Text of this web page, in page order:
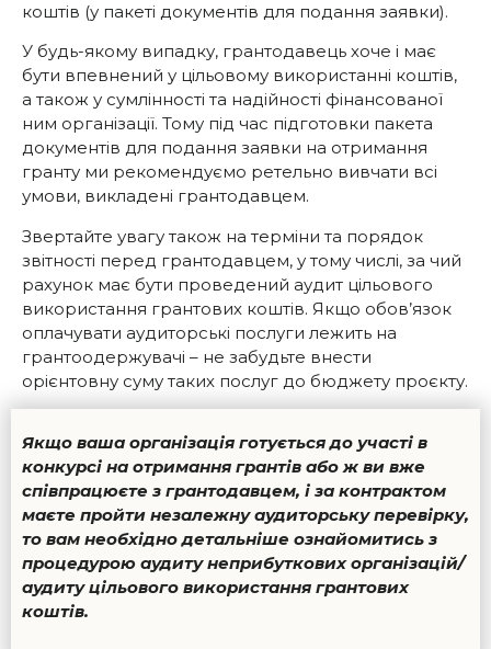
коштів (у пакеті документів для подання заявки).
У будь-якому випадку, грантодавець хоче і має
бути впевнений у цільовому використанні коштів,
а також у сумлінності та надійності фінансованої
ним організації. Тому під час підготовки пакета
документів для подання заявки на отримання
гранту ми рекомендуємо ретельно вивчати всі
умови, викладені грантодавцем.
Звертайте увагу також на терміни та порядок
звітності перед грантодавцем, у тому числі, за чий
рахунок має бути проведений аудит цільового
використання грантових коштів. Якщо обов’язок
оплачувати аудиторські послуги лежить на
грантоодержувачі – не забудьте внести
орієнтовну суму таких послуг до бюджету проєкту.
Якщо ваша організація готується до участі в
конкурсі на отримання грантів або ж ви вже
співпрацюєте з грантодавцем, і за контрактом
маєте пройти незалежну аудиторську перевірку,
то вам необхідно детальніше ознайомитись з
процедурою аудиту неприбуткових організацій/
аудиту цільового використання грантових
коштів.